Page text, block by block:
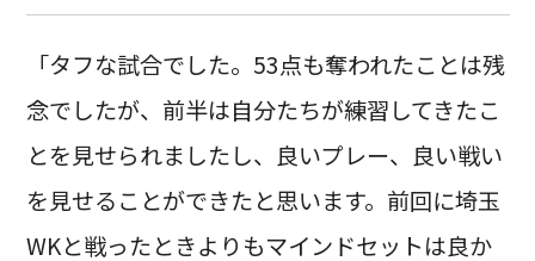
「タフな試合でした。53点も奪われたことは残
念でしたが、前半は自分たちが練習してきたこ
とを見せられましたし、良いプレー、良い戦い
を見せることができたと思います。前回に埼玉
WKと戦ったときよりもマインドセットは良か